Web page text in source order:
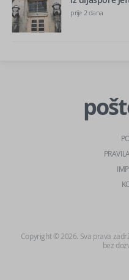
prije 2 dana
Copyright © 2026. Sva prava
bez